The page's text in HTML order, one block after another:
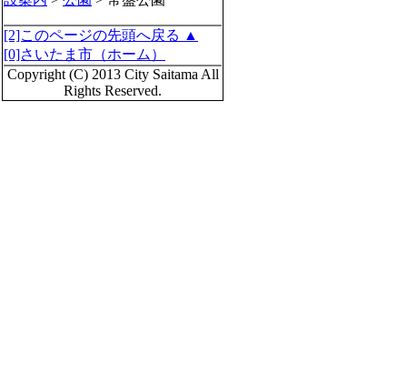
[2]このページの先頭へ戻る ▲
[0]さいたま市（ホーム）
Copyright (C) 2013 City Saitama All
Rights Reserved.